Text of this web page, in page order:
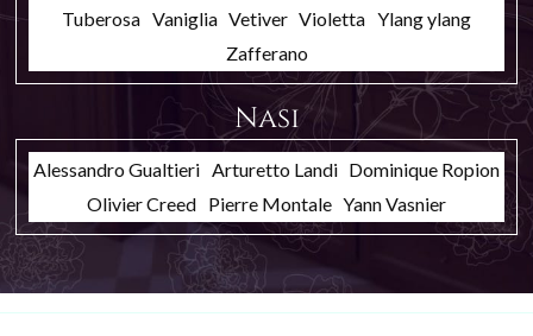
Tuberosa Vaniglia Vetiver Violetta Ylang ylang
Zafferano
Nasi
Alessandro Gualtieri Arturetto Landi Dominique Ropion
Olivier Creed Pierre Montale Yann Vasnier